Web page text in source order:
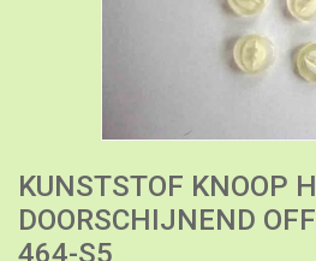
KUNSTSTOF KNOOP
DOORSCHIJNEND
464-S5